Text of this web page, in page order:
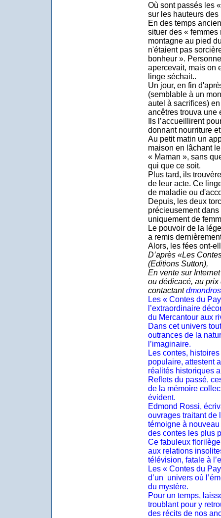
Où sont passés les
sur les hauteurs
En des temps
situer des «
montagne au pied
n'étaient pas
bonheur ».
apercevait, mais on
linge séchait..
Un jour, en fin
(semblable à un
autel à sacrifices)
ancêtres trouva une
Ils l’accueillirent
donnant nourriture
Au petit matin un
maison en lâchant
« Maman », sans
qui que ce soit.
Plus tard, ils
de leur acte. Ce
de maladie ou
Depuis, les deux
précieusement
uniquement de
Le pouvoir de la
a remis
Alors, les fées ont-
D’après «Les
(Editions Sutton),
En vente sur
ou dédicacé, au prix
contactant
Les « Contes du
l’extraordinaire
du Mercantour aux
Dans cet univers
outrances de la
l’imaginaire.
Les contes,
populaire, attestent
réalités historiques
Reflets du passé,
de la mémoire
évident.
Edmond Rossi,
ouvrages traitant de
témoigne à
des contes les plus
Ce fabuleux
aux relations
télévision, fatale à
Les « Contes du
d’un univers où
du mystère.
Pour un temps,
troublant pour y
des récits de nos